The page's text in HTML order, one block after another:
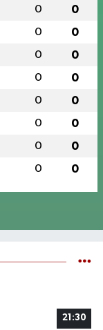
0 0
0 0
0 0
0 0
0 0
0 0
0 0
0 0
21:30